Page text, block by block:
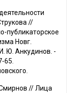
//
публикаторское
Новг.
Ю. Анкудинов. -
65.
// Лица